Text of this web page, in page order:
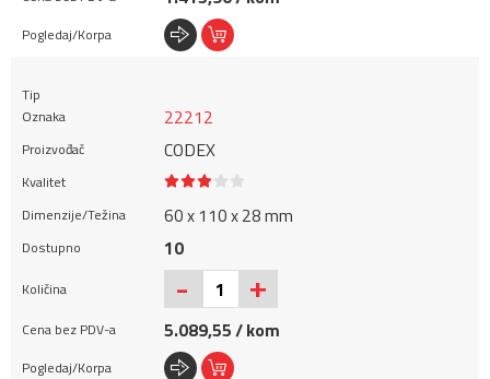
22212
CODEX
60 x 110 x 28 mm
10
- +
5.089,55 / kom